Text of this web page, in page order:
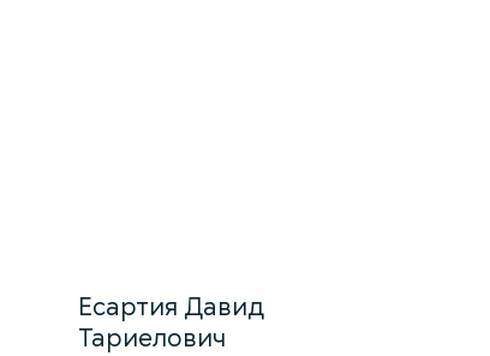
Есартия Давид
Тариелович